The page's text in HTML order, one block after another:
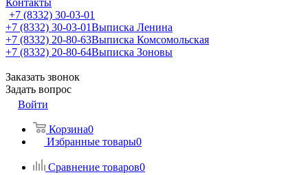
Контакты
+7 (8332) 30-03-01
+7 (8332) 30-03-01Выписка Ленина
+7 (8332) 20-80-63Выписка Комсомольская
+7 (8332) 20-80-64Выписка Зоновы
Заказать звонок
Задать вопрос
Войти
Корзина0
Избранные товары0
Сравнение товаров0